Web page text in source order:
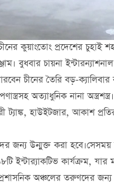
কুয়াংতোং প্রদেশের চুহাই
বুধবার চায়না
চীনের তৈরি বড়-ক্যালিবার
অত্যাধুনিক নানা অস্ত্রশস্ত্র।
হাউইটজার, আকাশ
উন্মুক্ত করা হবে।সেসময়
ইন্টার‌্যাকটিভ কার্যক্রম, যার
অঞ্চলের তরুণদের জন্য